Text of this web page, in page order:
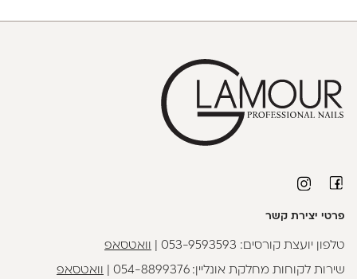
פרטי יצירת קשר
טלפון יועצת קורסים: 053-9593593 וואטסאפ
שירות לקוחות מחלקת אונליין:054-8899376 וואטסאפ